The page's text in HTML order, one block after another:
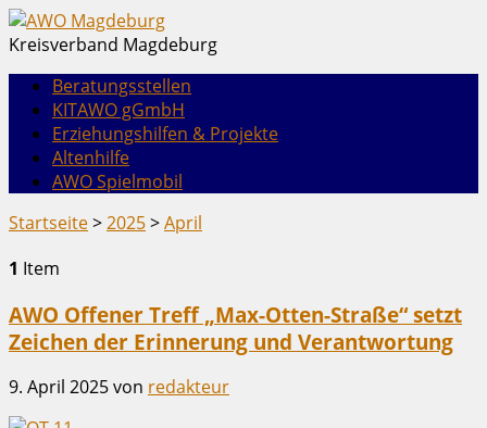
Kreisverband Magdeburg
Beratungsstellen
KITAWO gGmbH
Erziehungshilfen & Projekte
Altenhilfe
AWO Spielmobil
Startseite>2025>April
1 Item
AWO Offener Treff „Max-Otten-Straße“ setzt
Zeichen der Erinnerung und Verantwortung
9. April 2025von redakteur